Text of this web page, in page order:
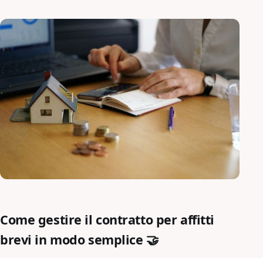
Come gestire il contratto per affitti
brevi in modo semplice 🤝